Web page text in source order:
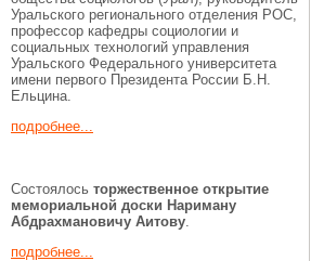
Уральского регионального отделения РОС,
профессор кафедры социологии и
социальных технологий управления
Уральского Федерального университета
имени первого Президента России Б.Н.
Ельцина.
подробнее...
Состоялось торжественное открытие
мемориальной доски Нариману
Абдрахмановичу Аитову.
подробнее...